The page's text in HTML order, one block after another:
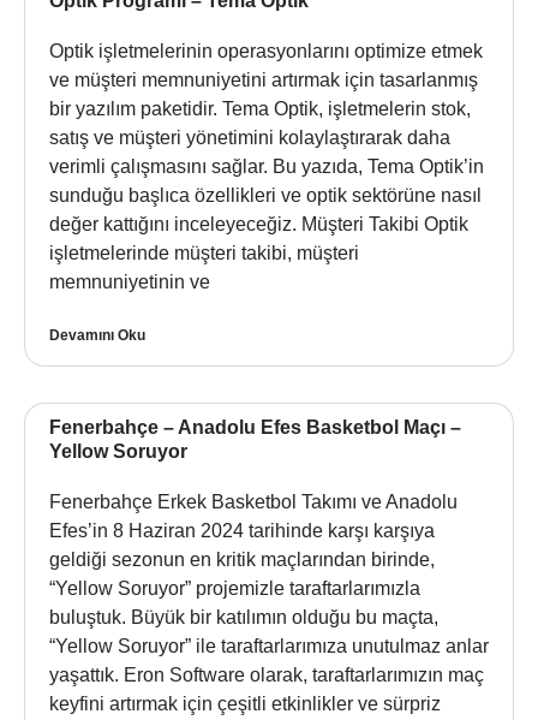
Optik işletmelerinin operasyonlarını optimize etmek
ve müşteri memnuniyetini artırmak için tasarlanmış
bir yazılım paketidir. Tema Optik, işletmelerin stok,
satış ve müşteri yönetimini kolaylaştırarak daha
verimli çalışmasını sağlar. Bu yazıda, Tema Optik’in
sunduğu başlıca özellikleri ve optik sektörüne nasıl
değer kattığını inceleyeceğiz. Müşteri Takibi Optik
işletmelerinde müşteri takibi, müşteri
memnuniyetinin ve
Devamını Oku
Fenerbahçe – Anadolu Efes Basketbol Maçı –
Yellow Soruyor
Fenerbahçe Erkek Basketbol Takımı ve Anadolu
Efes’in 8 Haziran 2024 tarihinde karşı karşıya
geldiği sezonun en kritik maçlarından birinde,
“Yellow Soruyor” projemizle taraftarlarımızla
buluştuk. Büyük bir katılımın olduğu bu maçta,
“Yellow Soruyor” ile taraftarlarımıza unutulmaz anlar
yaşattık. Eron Software olarak, taraftarlarımızın maç
keyfini artırmak için çeşitli etkinlikler ve sürpriz